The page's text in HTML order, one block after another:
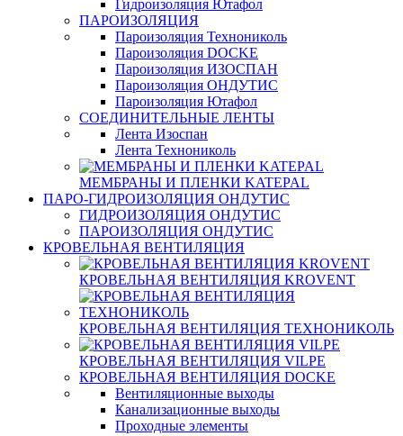
Гидроизоляция Ютафол
ПАРОИЗОЛЯЦИЯ
Пароизоляция Технониколь
Пароизоляция DOCKE
Пароизоляция ИЗОСПАН
Пароизоляция ОНДУТИС
Пароизоляция Ютафол
СОЕДИНИТЕЛЬНЫЕ ЛЕНТЫ
Лента Изоспан
Лента Технониколь
МЕМБРАНЫ И ПЛЕНКИ KATEPAL
ПАРО-ГИДРОИЗОЛЯЦИЯ ОНДУТИС
ГИДРОИЗОЛЯЦИЯ ОНДУТИС
ПАРОИЗОЛЯЦИЯ ОНДУТИС
КРОВЕЛЬНАЯ ВЕНТИЛЯЦИЯ
КРОВЕЛЬНАЯ ВЕНТИЛЯЦИЯ KROVENT
КРОВЕЛЬНАЯ ВЕНТИЛЯЦИЯ ТЕХНОНИКОЛЬ
КРОВЕЛЬНАЯ ВЕНТИЛЯЦИЯ VILPE
КРОВЕЛЬНАЯ ВЕНТИЛЯЦИЯ DOCKE
Вентиляционные выходы
Канализационные выходы
Проходные элементы